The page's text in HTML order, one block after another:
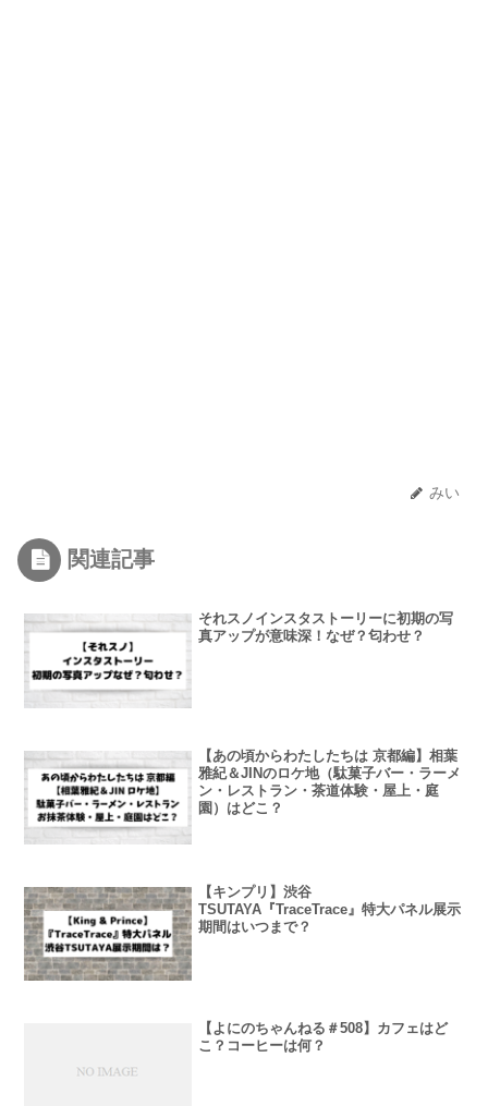
みい
関連記事
それスノインスタストーリーに初期の写
真アップが意味深！なぜ？匂わせ？
【あの頃からわたしたちは 京都編】相葉
雅紀＆JINのロケ地（駄菓子バー・ラーメ
ン・レストラン・茶道体験・屋上・庭
園）はどこ？
【キンプリ】渋谷
TSUTAYA『TraceTrace』特大パネル展示
期間はいつまで？
【よにのちゃんねる＃508】カフェはど
こ？コーヒーは何？